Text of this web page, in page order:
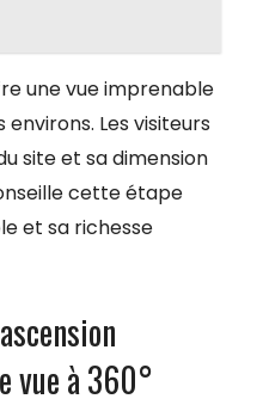
une vue imprenable
Les visiteurs
site et sa dimension
cette étape
et sa richesse
vue à 360°